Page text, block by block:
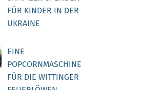
FÜR KINDER IN DER
UKRAINE
EINE
POPCORNMASCHINE
FÜR DIE WITTINGER